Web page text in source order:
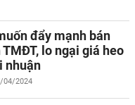
đẩy mạnh bán
lo ngại giá heo
nhuận
04/2024